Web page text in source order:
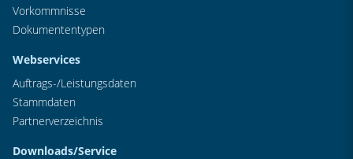
Vorkommnisse
Dokumententypen
Webservices
Auftrags-/Leistungsdaten
Stammdaten
Partnerverzeichnis
Downloads/Service